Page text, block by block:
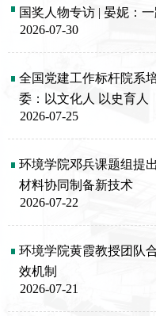
国奖人物专访 | 晏妮：
2026-07-30
全国党建工作标杆院系
委：以文化人 以史育人
2026-07-25
环境学院邓兵课题组提
材料协同制备新技术
2026-07-22
环境学院黄霞教授团队
效机制
2026-07-21